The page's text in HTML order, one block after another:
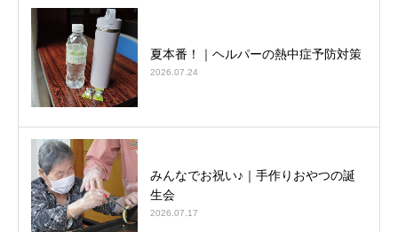
夏本番！｜ヘルパーの熱中症予防対策
2026.07.24
みんなでお祝い♪｜手作りおやつの誕
生会
2026.07.17